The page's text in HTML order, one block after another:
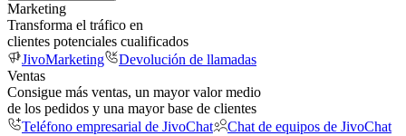
Marketing
Transforma el tráfico en
clientes potenciales cualificados
JivoMarketing
Devolución de llamadas
Ventas
Consigue más ventas, un mayor valor medio
de los pedidos y una mayor base de clientes
Teléfono empresarial de JivoChat
Chat de equipos de JivoChat